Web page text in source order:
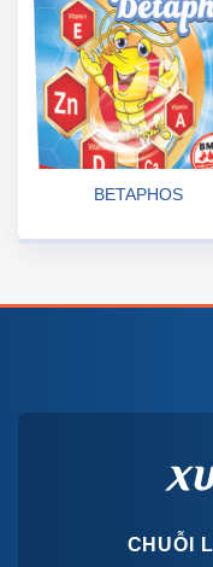
BETAPHOS
CHUỖI